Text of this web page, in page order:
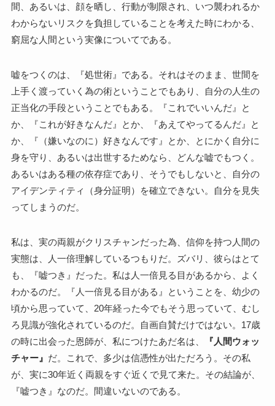
間、あるいは、顔を晒し、行動が制限され、いつ襲われるか
わからないリスクを負担していることを考えた時にわかる、
窮屈な人間という実像についてである。
嘘をつくのは、『処世術』である。それはそのまま、世間を
上手く渡っていく為の術ということでもあり、自分の人生の
正当化の手段ということでもある。『これでいいんだ』と
か、『これが好きなんだ』とか、『あえてやってるんだ』と
か、『（嫌いなのに）好きなんです』とか、とにかく自分に
身を守り、あるいは出世するためなら、どんな嘘でもつく。
あるいはある種の依存症であり、そうでもしないと、自分の
アイデンティティ（身分証明）を確立できない。自分を見失
ってしまうのだ。
私は、実の両親がクリスチャンだった為、信仰を持つ人間の
実態は、人一倍理解しているつもりだ。ズバリ、彼らはとて
も、『嘘つき』だった。私は人一倍見る目があるから、よく
わかるのだ。『人一倍見る目がある』ということを、幼少の
頃から思っていて、20年経った今でもそう思っていて、むし
ろ見識が強化されているのだ。自画自賛だけではない。17歳
の時に出会った恩師が、私につけたあだ名は、
『人間ウォッ
チャー』 だ。これで、多少は信憑性が出ただろう。その私
が、実に30年近く両親をすぐ近くで見て来た。その結論が、
『嘘つき』なのだ。間違いないのである。